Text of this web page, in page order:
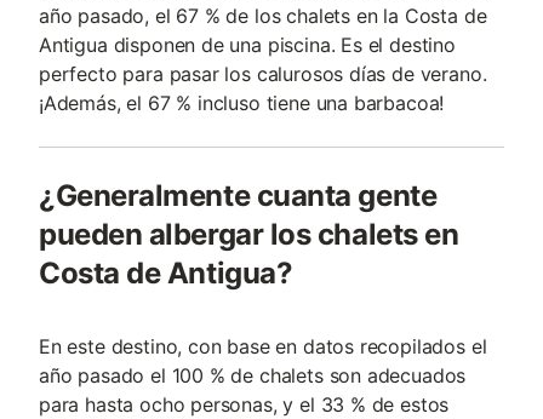
año pasado, el 67 % de los chalets en la Costa de
Antigua disponen de una piscina. Es el destino
perfecto para pasar los calurosos días de verano.
¡Además, el 67 % incluso tiene una barbacoa!
¿Generalmente cuanta gente
pueden albergar los chalets en
Costa de Antigua?
En este destino, con base en datos recopilados el
año pasado el 100 % de chalets son adecuados
para hasta ocho personas, y el 33 % de estos